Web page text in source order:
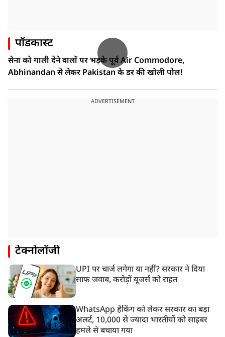
पॉडकास्ट
सेना को गाली देने वालों पर भड़के पूर्व Air Commodore,
Abhinandan से लेकर Pakistan के डर की खोली पोल!
ADVERTISEMENT
टेक्नोलॉजी
UPI पर चार्ज लगेगा या नहीं? सरकार ने दिया
साफ जवाब, करोड़ों यूजर्स को राहत
WhatsApp हैकिंग को लेकर सरकार का बड़ा
अलर्ट, 10,000 से ज्यादा भारतीयों को साइबर
हमले से बचाया गया